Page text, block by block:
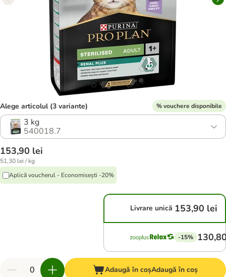
Alege articolul (3 variante) % vouchere disponibile
3 kg
540018.7
153,90 lei
51,30 lei / kg
Aplică voucherul - Economisești -20%
Livrare unică 153,90 lei
-15%
Adaugă în coșAdaugă în coș